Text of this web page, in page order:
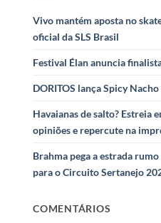
Vivo mantém aposta no
oficial da SLS Brasil
Festival Élan anuncia
DORITOS lança Spicy
Havaianas de salto? Estreia
opiniões e repercute na
Brahma pega a estrada
para o Circuito Sertanejo
COMENTÁRIOS